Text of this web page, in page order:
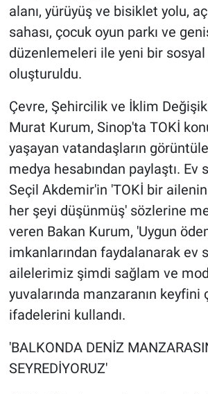
alanı, yürüyüş ve bisiklet yolu,
sahası, çocuk oyun parkı ve
düzenlemeleri ile yeni bir sosyal
oluşturuldu.
Çevre, Şehircilik ve İklim
Murat Kurum, Sinop'ta TOKİ
yaşayan vatandaşların
medya hesabından paylaştı. Ev
Seçil Akdemir'in 'TOKİ bir
her şeyi düşünmüş' sözlerine
veren Bakan Kurum, 'Uygun
imkanlarından faydalanarak ev
ailelerimiz şimdi sağlam ve
yuvalarında manzaranın keyfini
ifadelerini kullandı.
'BALKONDA DENİZ
SEYREDİYORUZ'